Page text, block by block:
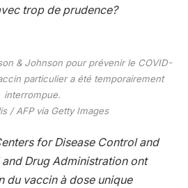
trop de prudence?
& Johnson pour prévenir le COVID-
particulier a été temporairement
interrompue.
/ AFP via Getty Images
for Disease Control and
Drug Administration ont
du vaccin à dose unique